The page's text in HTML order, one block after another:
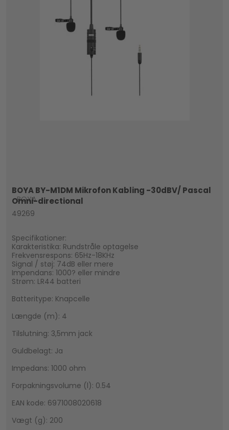
BOYA BY-M1DM Mikrofon Kabling -30dBV/ Pascal
Omni-directional
BOYA
49269
Specifikationer:
Karakteristika: Rundstråle optagelse
Frekvensrespons: 65Hz-18KHz
Signal / støj: 74dB eller mere
Impendans: 1000? eller mindre
Strøm: LR44 batteri
Batteritype: Knapcelle
Længde (m): 4
Tilslutning: 3,5mm jack
Guldbelagt: Ja
Impedans: 1000 ohm
Forpakningsvolume (l): 0.54
EAN kode: 6971008020618
Vægt (g): 200